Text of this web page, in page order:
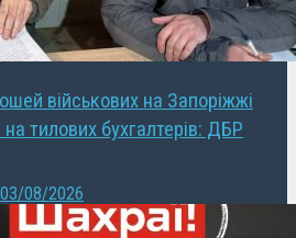
військових на Запоріжжі
тилових бухгалтерів: ДБР
03/08/2026